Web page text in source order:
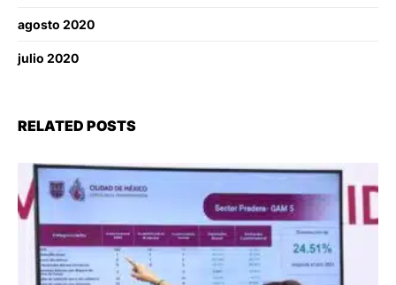
agosto 2020
julio 2020
RELATED POSTS